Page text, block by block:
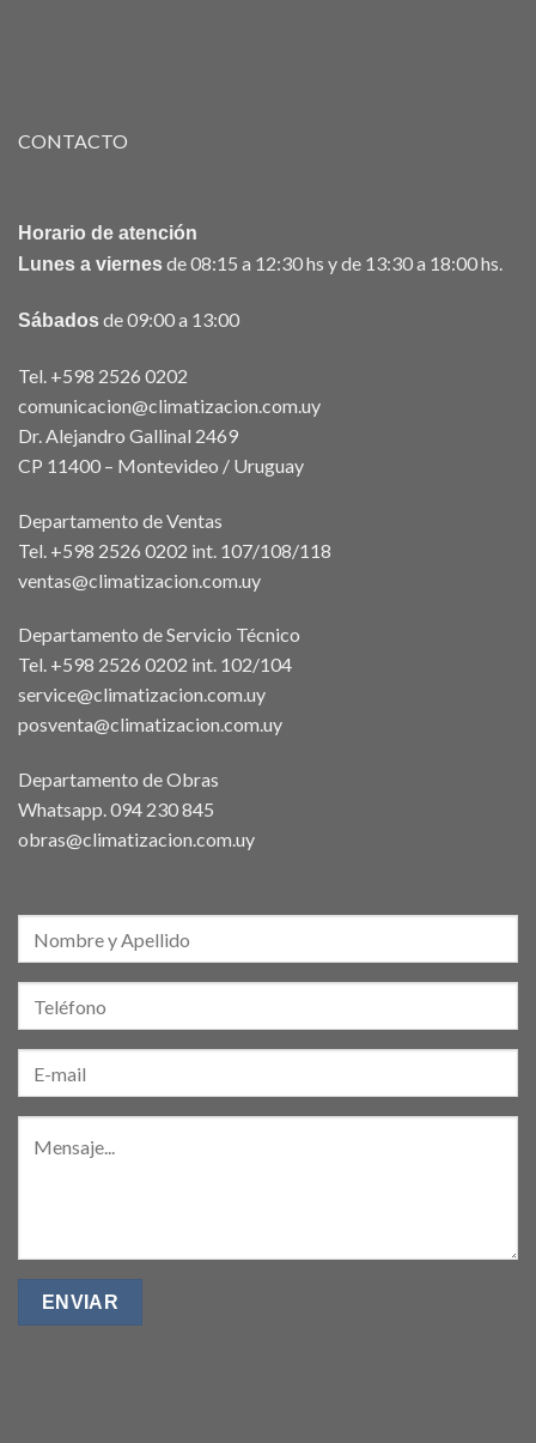
CONTACTO
Horario de atención
Lunes a viernesde 08:15 a 12:30 hs y de 13:30 a 18:00 hs.
Sábadosde 09:00 a 13:00
Tel. +598 2526 0202
comunicacion@climatizacion.com.uy
Dr. Alejandro Gallinal 2469
CP 11400 – Montevideo / Uruguay
Departamento de Ventas
Tel. +598 2526 0202 int. 107/108/118
ventas@climatizacion.com.uy
Departamento de Servicio Técnico
Tel. +598 2526 0202 int. 102/104
service@climatizacion.com.uy
posventa@climatizacion.com.uy
Departamento de Obras
Whatsapp.094 230 845
obras@climatizacion.com.uy